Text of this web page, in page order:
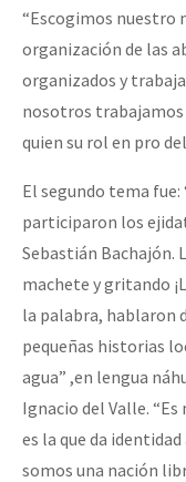
“Escogimos nuestro
organización de las
organizados y
nosotros trabajamos
quien su rol en pro
El segundo tema fue:
participaron los
Sebastián Bachajón.
machete y gritando
la palabra, hablaron
pequeñas historias
agua” ,en lengua
Ignacio del Valle.
es la que da
somos una nación